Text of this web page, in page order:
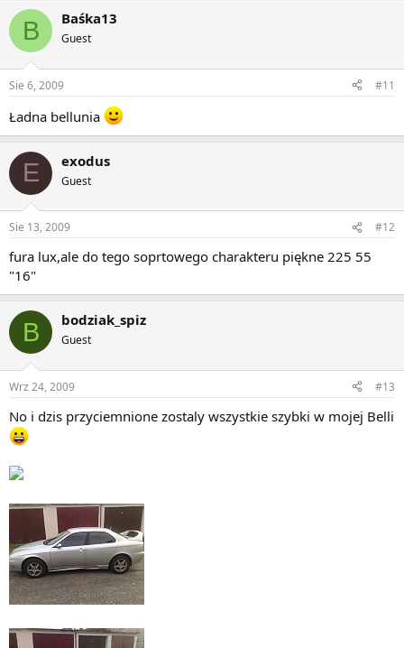
B Baśka13
Guest
Sie 6, 2009 #11
Ładna bellunia
E exodus
Guest
Sie 13, 2009 #12
fura lux,ale do tego soprtowego charakteru piękne 225 55
"16"
B bodziak_spiz
Guest
Wrz 24, 2009 #13
No i dzis przyciemnione zostaly wszystkie szybki w mojej Belli